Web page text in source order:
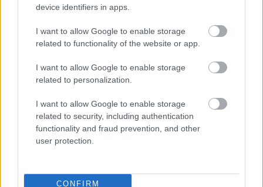
device identifiers in apps.
I want to allow Google to enable storage
related to functionality of the website or app.
I want to allow Google to enable storage
related to personalization.
I want to allow Google to enable storage
related to security, including authentication
functionality and fraud prevention, and other
user protection.
CONFIRM
És még egy megjegyzés Soltész Miklós
„vigyék vissza” Nyugatra, mert ide olyan „értékek
kellenek, amiket több mint 2000 éve Isten az
emberek lelkébe írt.” No, de pontosan mik is azok az
értékek? Miről szól a szívbe írt törvény? Mi is a
főparancs? Nem az, hogy „Szeresd felebarátodat,
mint önmagadat”? Vagy ahogy Martin Buber
fordítja: